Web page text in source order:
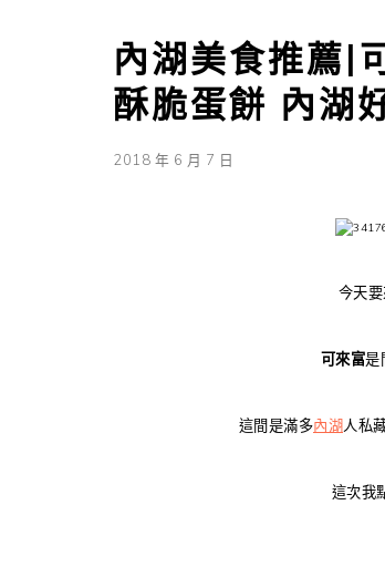
內湖美食推薦|
酥脆蛋餅 內湖
2018 年 6 月 7 日
今天
可來富是
這間是滿多內湖人私
這次我